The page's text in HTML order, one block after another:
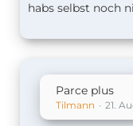
habs selbst noch
Parce plus
Tilmann 21.